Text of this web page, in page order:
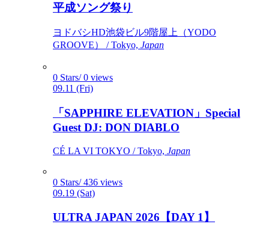
平成ソング祭り
ヨドバシHD池袋ビル9階屋上（YODO
GROOVE） / Tokyo, Japan
0 Stars/ 0 views
09.11 (Fri)
「SAPPHIRE ELEVATION」Special
Guest DJ: DON DIABLO
CÉ LA VI TOKYO / Tokyo, Japan
0 Stars/ 436 views
09.19 (Sat)
ULTRA JAPAN 2026【DAY 1】